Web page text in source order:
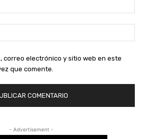
correo electrónico y sitio web en este
que comente.
- Advertisement -